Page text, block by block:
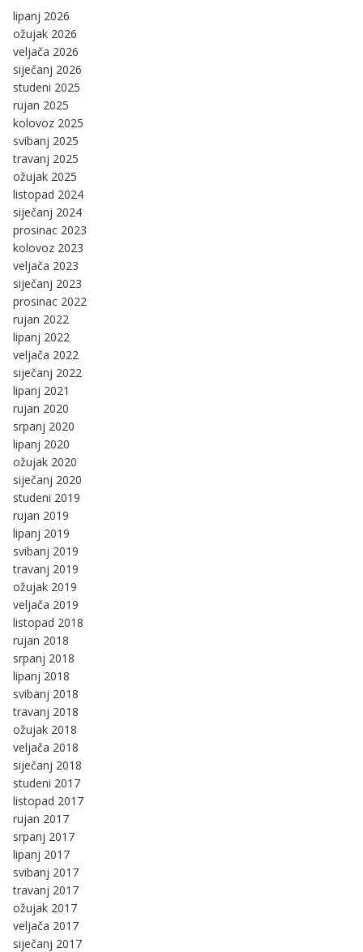
lipanj 2026
ožujak 2026
veljača 2026
siječanj 2026
studeni 2025
rujan 2025
kolovoz 2025
svibanj 2025
travanj 2025
ožujak 2025
listopad 2024
siječanj 2024
prosinac 2023
kolovoz 2023
veljača 2023
siječanj 2023
prosinac 2022
rujan 2022
lipanj 2022
veljača 2022
siječanj 2022
lipanj 2021
rujan 2020
srpanj 2020
lipanj 2020
ožujak 2020
siječanj 2020
studeni 2019
rujan 2019
lipanj 2019
svibanj 2019
travanj 2019
ožujak 2019
veljača 2019
listopad 2018
rujan 2018
srpanj 2018
lipanj 2018
svibanj 2018
travanj 2018
ožujak 2018
veljača 2018
siječanj 2018
studeni 2017
listopad 2017
rujan 2017
srpanj 2017
lipanj 2017
svibanj 2017
travanj 2017
ožujak 2017
veljača 2017
siječanj 2017